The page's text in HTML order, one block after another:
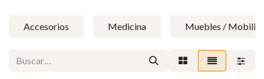
Accesorios Medicina Muebles /